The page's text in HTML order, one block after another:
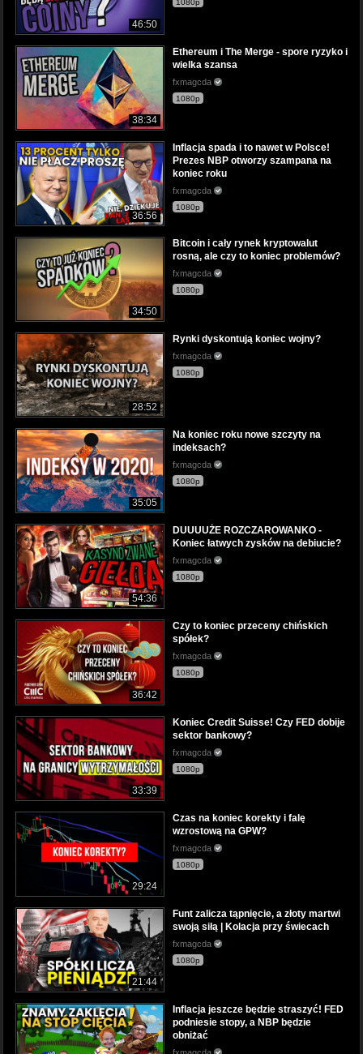
46:50
1080p
38:34
Ethereum i The Merge - spore ryzyko i
wielka szansa
fxmagcda
1080p
36:56
Inflacja spada i to nawet w Polsce!
Prezes NBP otworzy szampana na
koniec roku
fxmagcda
1080p
34:50
Bitcoin i cały rynek kryptowalut
rosną, ale czy to koniec problemów?
fxmagcda
1080p
28:52
Rynki dyskontują koniec wojny?
fxmagcda
1080p
35:05
Na koniec roku nowe szczyty na
indeksach?
fxmagcda
1080p
54:36
DUUUUŻE ROZCZAROWANKO -
Koniec łatwych zysków na debiucie?
fxmagcda
1080p
36:42
Czy to koniec przeceny chińskich
spółek?
fxmagcda
1080p
33:39
Koniec Credit Suisse! Czy FED dobije
sektor bankowy?
fxmagcda
1080p
29:24
Czas na koniec korekty i falę
wzrostową na GPW?
fxmagcda
1080p
21:44
Funt zalicza tąpnięcie, a złoty martwi
swoją siłą | Kolacja przy świecach
fxmagcda
1080p
Inflacja jeszcze będzie straszyć! FED
podniesie stopy, a NBP będzie
obniżać